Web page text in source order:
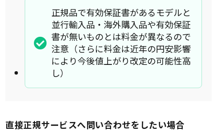
正規品で有効保証書があるモデルと
並行輸入品・海外購入品や有効保証
書が無いものとは料金が異なるので
注意（さらに料金は近年の円安影響
により今後値上がり改定の可能性高
し）
直接正規サービスへ問い合わせをしたい場合